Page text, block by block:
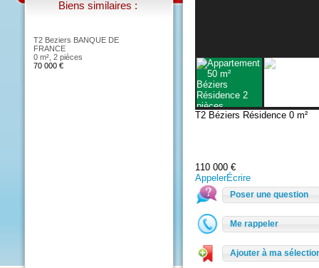
T2 Beziers BANQUE DE
FRANCE
110 000 €
AppelerÉcrire
Poser une
Me rappeler